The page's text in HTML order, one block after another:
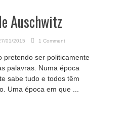
Auschwitz
01/2015 1 Comment
pretendo ser politicamente
palavras. Numa época
sabe tudo e todos têm
Uma época em que ...